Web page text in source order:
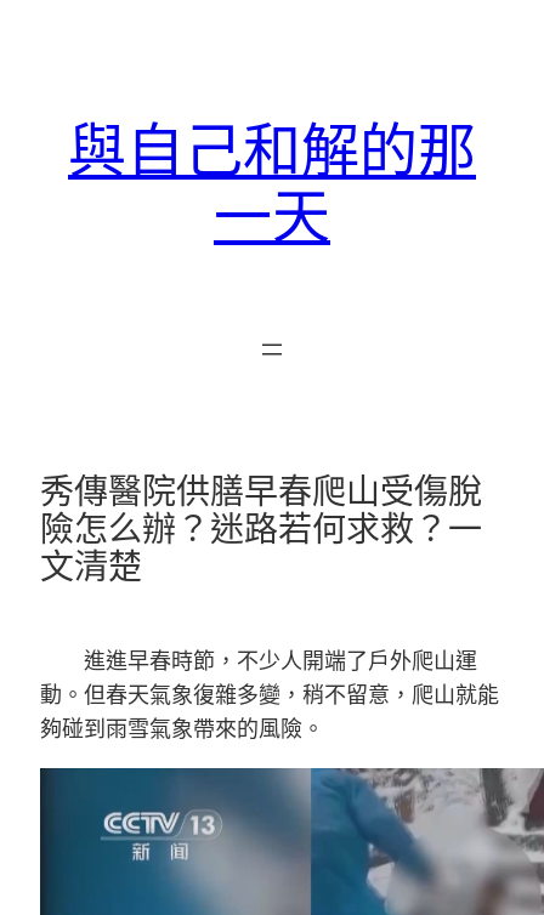
與自己和解的那
一天
秀傳醫院供膳早春爬山受傷脫
險怎么辦？迷路若何求救？一
文清楚
進進早春時節，不少人開端了戶外爬山運
動。但春天氣象復雜多變，稍不留意，爬山就能
夠碰到雨雪氣象帶來的風險。